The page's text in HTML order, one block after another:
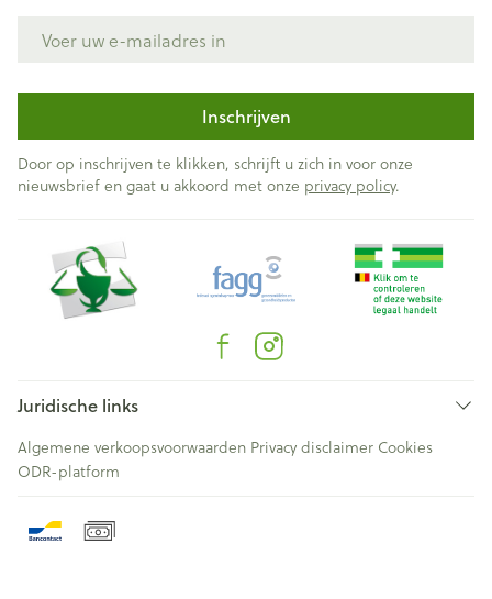
Inschrijven
Door op inschrijven te klikken, schrijft u zich in voor onze
nieuwsbrief en gaat u akkoord met onze privacy policy.
Juridische links
Algemene verkoopsvoorwaarden Privacy disclaimer Cookies
ODR-platform